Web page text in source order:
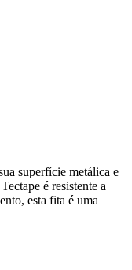
superfície metálica e
é resistente a
esta fita é uma